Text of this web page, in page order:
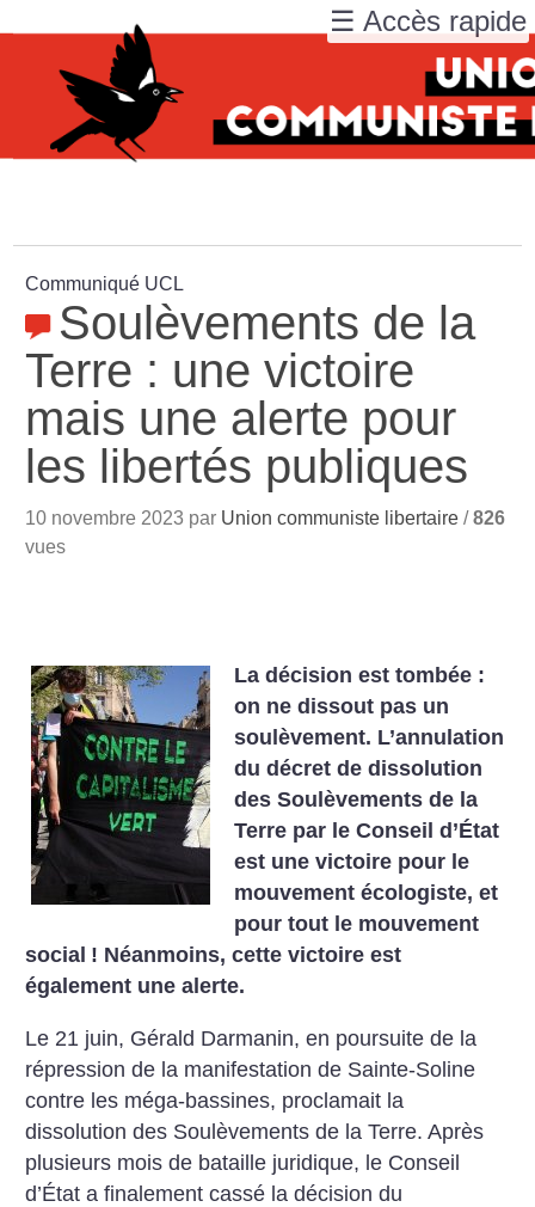
Communiqué UCL
Soulèvements de la
Terre : une victoire
mais une alerte pour
les libertés publiques
10 novembre 2023 par Union communiste libertaire /826
vues
La décision est tombée :
on ne dissout pas un
soulèvement. L’annulation
du décret de dissolution
des Soulèvements de la
Terre par le Conseil d’État
est une victoire pour le
mouvement écologiste, et
pour tout le mouvement
social ! Néanmoins, cette victoire est
également une alerte.
Le 21 juin, Gérald Darmanin, en poursuite de la
répression de la manifestation de Sainte-Soline
contre les méga-bassines, proclamait la
dissolution des Soulèvements de la Terre. Après
plusieurs mois de bataille juridique, le Conseil
d’État a finalement cassé la décision du
☰ Accès rapide